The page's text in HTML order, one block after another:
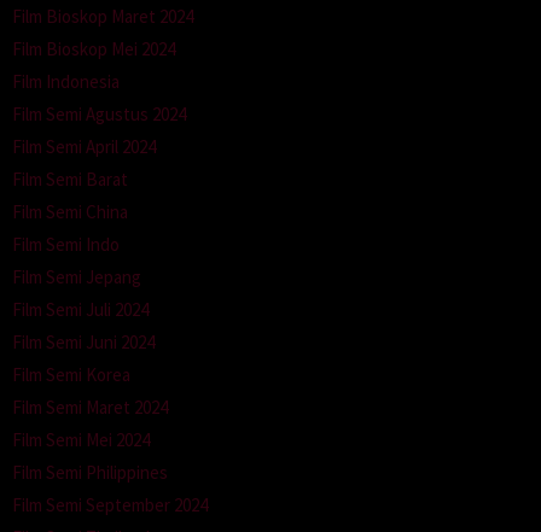
Film Bioskop Maret 2024
Film Bioskop Mei 2024
Film Indonesia
Film Semi Agustus 2024
Film Semi April 2024
Film Semi Barat
Film Semi China
Film Semi Indo
Film Semi Jepang
Film Semi Juli 2024
Film Semi Juni 2024
Film Semi Korea
Film Semi Maret 2024
Film Semi Mei 2024
Film Semi Philippines
Film Semi September 2024